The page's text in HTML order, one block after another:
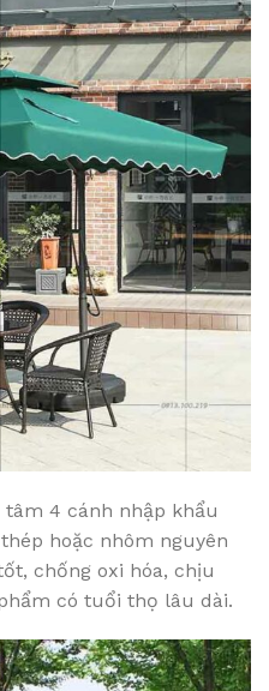
4 cánh nhập khẩu
hoặc nhôm nguyên
chống oxi hóa, chịu
có tuổi thọ lâu dài.